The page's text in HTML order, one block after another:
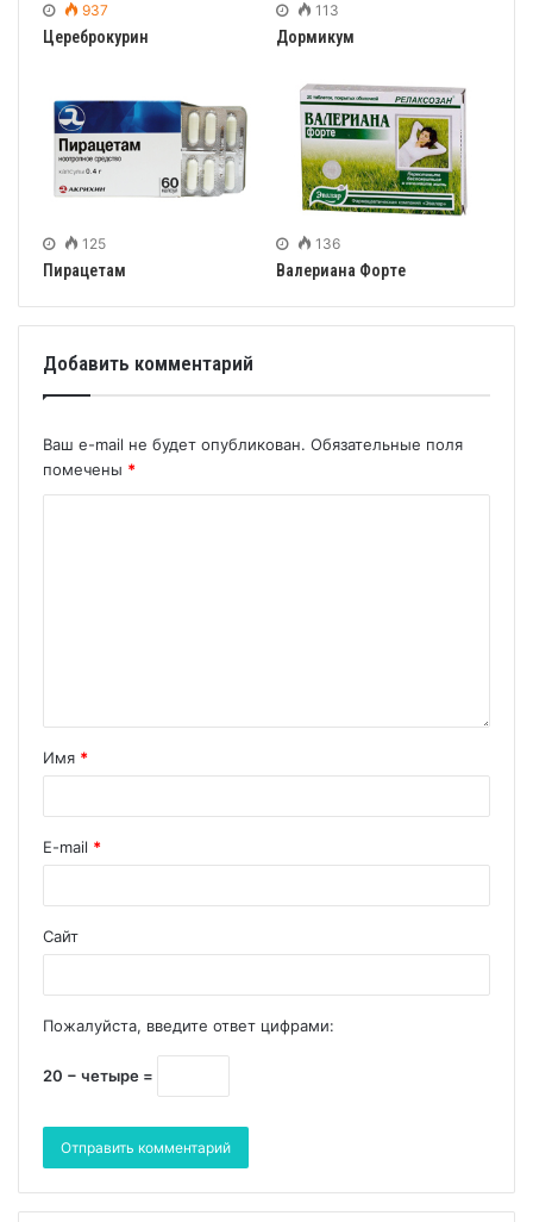
937
Цереброкурин
113
Дормикум
125
Пирацетам
136
Валериана Форте
Добавить комментарий
Ваш e-mail не будет опубликован. Обязательные поля
помечены *
Имя *
E-mail *
Сайт
Пожалуйста, введите ответ цифрами:
20 − четыре =